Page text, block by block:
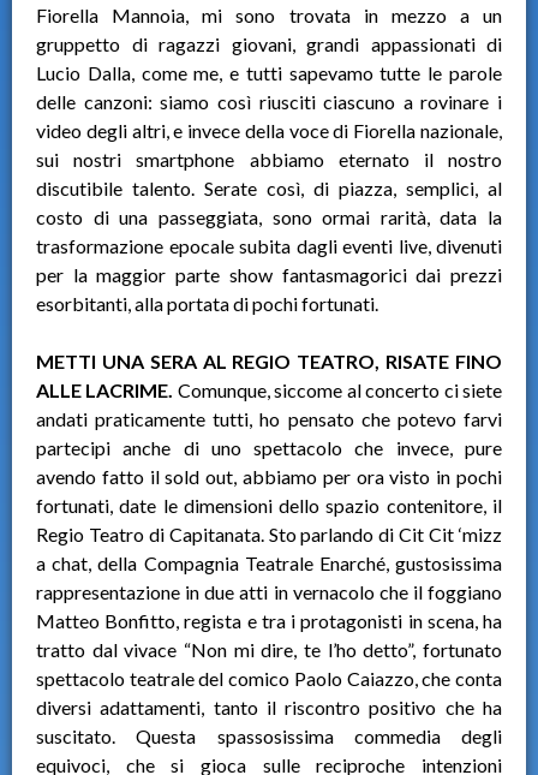
Fiorella Mannoia, mi sono trovata in mezzo a un
gruppetto di ragazzi giovani, grandi appassionati di
Lucio Dalla, come me, e tutti sapevamo tutte le parole
delle canzoni: siamo così riusciti ciascuno a rovinare i
video degli altri, e invece della voce di Fiorella nazionale,
sui nostri smartphone abbiamo eternato il nostro
discutibile talento. Serate così, di piazza, semplici, al
costo di una passeggiata, sono ormai rarità, data la
trasformazione epocale subita dagli eventi live, divenuti
per la maggior parte show fantasmagorici dai prezzi
esorbitanti, alla portata di pochi fortunati.
METTI UNA SERA AL REGIO TEATRO, RISATE FINO
ALLE LACRIME. Comunque, siccome al concerto ci siete
andati praticamente tutti, ho pensato che potevo farvi
partecipi anche di uno spettacolo che invece, pure
avendo fatto il sold out, abbiamo per ora visto in pochi
fortunati, date le dimensioni dello spazio contenitore, il
Regio Teatro di Capitanata. Sto parlando di Cit Cit ‘mizz
a chat, della Compagnia Teatrale Enarché, gustosissima
rappresentazione in due atti in vernacolo che il foggiano
Matteo Bonfitto, regista e tra i protagonisti in scena, ha
tratto dal vivace “Non mi dire, te l’ho detto”, fortunato
spettacolo teatrale del comico Paolo Caiazzo, che conta
diversi adattamenti, tanto il riscontro positivo che ha
suscitato. Questa spassosissima commedia degli
equivoci, che si gioca sulle reciproche intenzioni